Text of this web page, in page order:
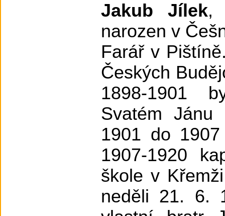
Jakub Jílek,
narozen v
Farář v
Českých
1898-1901
Svatém
1901 do
1907-1920
škole v
neděli 21. 6.